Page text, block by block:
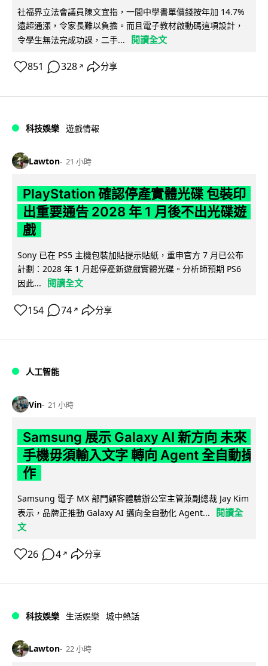
社福界立法會議員陳文宜指，一間中學書單價錢按年加 14.7%
遠超通漲，令家長難以負擔。而且電子教材啟動碼這項設計，
令學生無法完成功課，二手...
閱讀全文
851 328 ↗ 分享
科技娛樂 遊戲情報
Lawton 21 小時
PlayStation 確認停產實體光碟 包裝印
出重要通告 2028 年 1 月後不出光碟遊
戲
Sony 已在 PS5 主機包裝加貼提示貼紙，重申官方 7 月已公布
計劃：2028 年 1 月起停產新遊戲實體光碟。分析師預期 PS6
因此...
閱讀全文
154 74 ↗ 分享
人工智能
Vin 21 小時
Samsung 展示 Galaxy AI 新方向 未來
手機毋須輸入文字 轉向 Agent 全自動操
作
Samsung 電子 MX 部門顧客體驗辦公室主管兼副總裁 Jay Kim
表示，品牌正推動 Galaxy AI 邁向全自動化 Agent...
閱讀全
文
26 4 ↗ 分享
科技娛樂 生活娛樂 城中熱話
Lawton 22 小時